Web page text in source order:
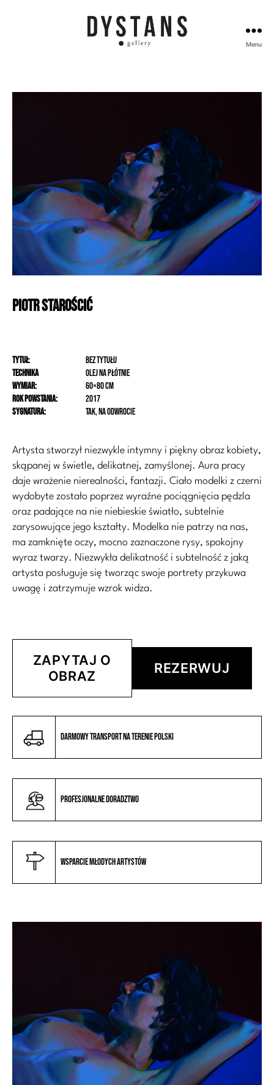
Menu
PiotrStarościć
Tytuł:
bez tytułu
Technika
olej na płótnie
Wymiar:
60×80 cm
Rok powstania:
2017
Sygnatura:
tak, na odwrocie
Artysta stworzył niezwykle intymny i piękny obraz kobiety,
skąpanej w świetle, delikatnej, zamyślonej. Aura pracy
daje wrażenie nierealności, fantazji. Ciało modelki z czerni
wydobyte zostało poprzez wyraźne pociągnięcia pędzla
oraz padające na nie niebieskie światło, subtelnie
zarysowujące jego kształty. Modelka nie patrzy na nas,
ma zamknięte oczy, mocno zaznaczone rysy, spokojny
wyraz twarzy. Niezwykła delikatność i subtelność z jaką
artysta posługuje się tworząc swoje portrety przykuwa
uwagę i zatrzymuje wzrok widza.
ZAPYTAJ O
OBRAZ
REZERWUJ
Darmowy transport na terenie Polski
Profesjonalne doradztwo
Wsparcie młodych artystów